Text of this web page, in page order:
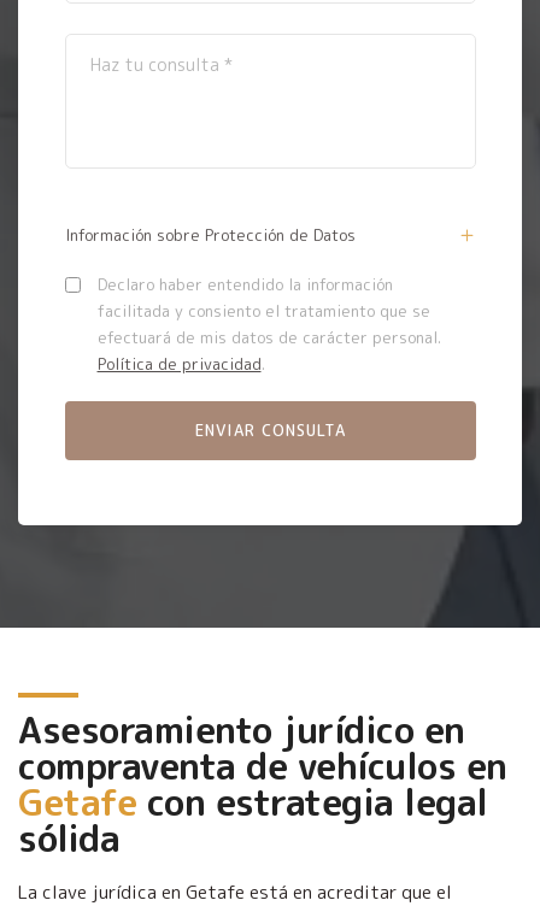
Información sobre Protección de Datos
Declaro haber entendido la información
facilitada y consiento el tratamiento que se
efectuará de mis datos de carácter personal.
Política de privacidad.
Asesoramiento jurídico en
compraventa de vehículos en
Getafe con estrategia legal
sólida
La clave jurídica en Getafe está en acreditar que el